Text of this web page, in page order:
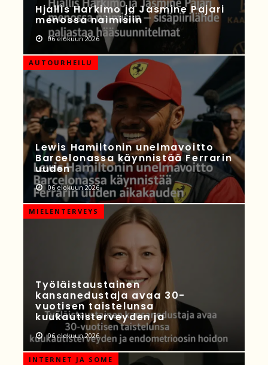
Hjallis Harkimo ja Jasmine Pajari
menossa naimisiin
06 elokuun 2026
AUTOURHEILU
Lewis Hamiltonin unelmavoitto
Barcelonassa käynnistää Ferrarin
uuden
06 elokuun 2026
MIELENTERVEYS
Työläistaustainen
kansanedustaja avaa 30-
vuotisen taistelunsa
kuukautisterveyden ja
06 elokuun 2026
INTERNET JA SOME